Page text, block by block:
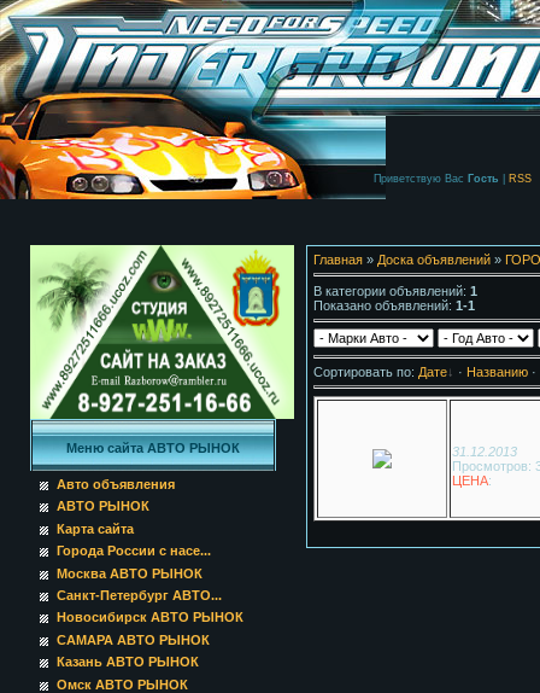
Приветствую Вас Гость RSS
Меню сайта АВТО РЫНОК
Авто объявления
АВТО РЫНОК
Карта сайта
Города России с насе...
Москва АВТО РЫНОК
Санкт-Петербург АВТО...
Новосибирск АВТО РЫНОК
САМАРА АВТО РЫНОК
Казань АВТО РЫНОК
Омск АВТО РЫНОК
Главная» Доска объявлений»
В категории объявлений: 1
Показано объявлений: 1-1
Сортировать по: Дате · Названию·
31.12.2013
Просмотров:
ЦЕНА: